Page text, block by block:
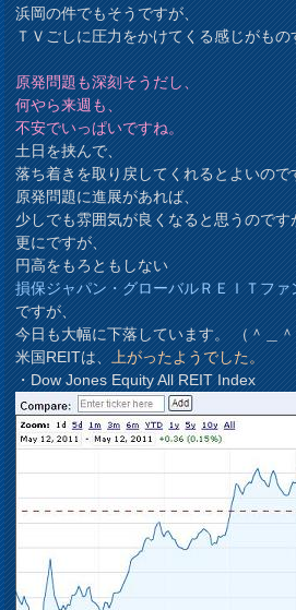
浜岡の件でもそうですが、
ＴＶごしに圧力をかけてくる感じがも
原発問題も深刻そうだし、
何やら来週も、
不安でいっぱいですね。
土日を挟んで、
落ち着きを取り戻してくれるとよいので
原発問題に進展があれば、
少しでも雰囲気が良くなると思うのです
更にですが、
円高をもろともしない
損保ジャパン・グローバルＲＥＩＴフ
ですが、
今日も大幅に下落しています。 （＾＿
米国REITは、上がったようでした。
・Dow Jones Equity All REIT Index